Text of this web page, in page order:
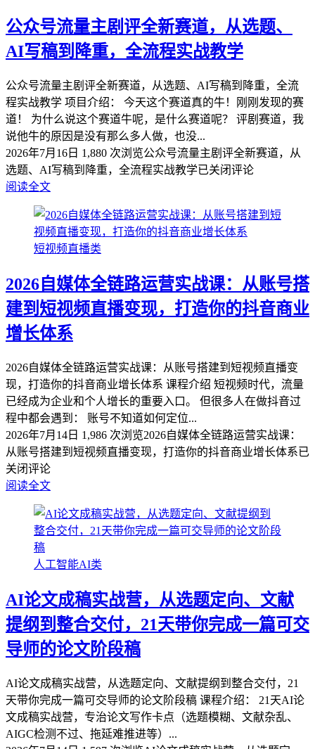
公众号流量主剧评全新赛道，从选题、
AI写稿到降重，全流程实战教学
公众号流量主剧评全新赛道，从选题、AI写稿到降重，全流
程实战教学 项目介绍： 今天这个赛道真的牛！刚刚发现的赛
道！ 为什么说这个赛道牛呢，是什么赛道呢？ 评剧赛道，我
说他牛的原因是没有那么多人做，也没...
2026年7月16日 1,880 次浏览公众号流量主剧评全新赛道，从
选题、AI写稿到降重，全流程实战教学已关闭评论
阅读全文
短视频直播类
2026自媒体全链路运营实战课：从账号搭
建到短视频直播变现，打造你的抖音商业
增长体系
2026自媒体全链路运营实战课：从账号搭建到短视频直播变
现，打造你的抖音商业增长体系 课程介绍 短视频时代，流量
已经成为企业和个人增长的重要入口。 但很多人在做抖音过
程中都会遇到： 账号不知道如何定位...
2026年7月14日 1,986 次浏览2026自媒体全链路运营实战课：
从账号搭建到短视频直播变现，打造你的抖音商业增长体系已
关闭评论
阅读全文
人工智能AI类
AI论文成稿实战营，从选题定向、文献
提纲到整合交付，21天带你完成一篇可交
导师的论文阶段稿
AI论文成稿实战营，从选题定向、文献提纲到整合交付，21
天带你完成一篇可交导师的论文阶段稿 课程介绍： 21天AI论
文成稿实战营，专治论文写作卡点（选题模糊、文献杂乱、
AIGC检测不过、拖延难推进等）...